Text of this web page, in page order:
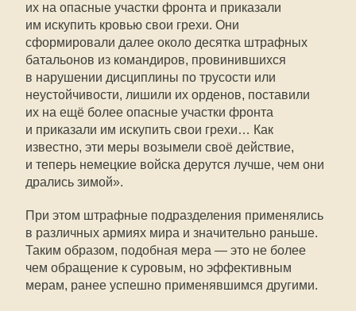
их на опасные участки фронта и приказали
им искупить кровью свои грехи. Они
сформировали далее около десятка штрафных
батальонов из командиров, провинившихся
в нарушении дисциплины по трусости или
неустойчивости, лишили их орденов, поставили
их на ещё более опасные участки фронта
и приказали им искупить свои грехи… Как
известно, эти меры возымели своё действие,
и теперь немецкие войска дерутся лучше, чем они
дрались зимой».
При этом штрафные подразделения применялись
в различных армиях мира и значительно раньше.
Таким образом, подобная мера — это не более
чем обращение к суровым, но эффективным
мерам, ранее успешно применявшимся другими.